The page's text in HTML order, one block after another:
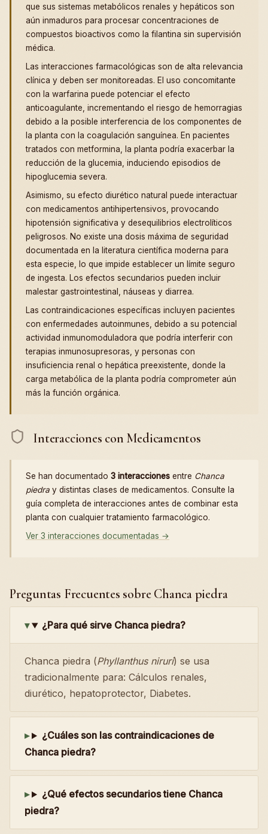
que sus sistemas metabólicos renales y hepáticos son
aún inmaduros para procesar concentraciones de
compuestos bioactivos como la filantina sin supervisión
médica.
Las interacciones farmacológicas son de alta relevancia
clínica y deben ser monitoreadas. El uso concomitante
con la warfarina puede potenciar el efecto
anticoagulante, incrementando el riesgo de hemorragias
debido a la posible interferencia de los componentes de
la planta con la coagulación sanguínea. En pacientes
tratados con metformina, la planta podría exacerbar la
reducción de la glucemia, induciendo episodios de
hipoglucemia severa.
Asimismo, su efecto diurético natural puede interactuar
con medicamentos antihipertensivos, provocando
hipotensión significativa y desequilibrios electrolíticos
peligrosos. No existe una dosis máxima de seguridad
documentada en la literatura científica moderna para
esta especie, lo que impide establecer un límite seguro
de ingesta. Los efectos secundarios pueden incluir
malestar gastrointestinal, náuseas y diarrea.
Las contraindicaciones específicas incluyen pacientes
con enfermedades autoinmunes, debido a su potencial
actividad inmunomoduladora que podría interferir con
terapias inmunosupresoras, y personas con
insuficiencia renal o hepática preexistente, donde la
carga metabólica de la planta podría comprometer aún
más la función orgánica.
Interacciones con Medicamentos
Se han documentado 3 interacciones entre Chanca
piedra y distintas clases de medicamentos. Consulte la
guía completa de interacciones antes de combinar esta
planta con cualquier tratamiento farmacológico.
Ver 3 interacciones documentadas →
Preguntas Frecuentes sobre Chanca piedra
¿Para qué sirve Chanca piedra?
Chanca piedra (Phyllanthus niruri) se usa
tradicionalmente para: Cálculos renales,
diurético, hepatoprotector, Diabetes.
¿Cuáles son las contraindicaciones de
Chanca piedra?
¿Qué efectos secundarios tiene Chanca
piedra?